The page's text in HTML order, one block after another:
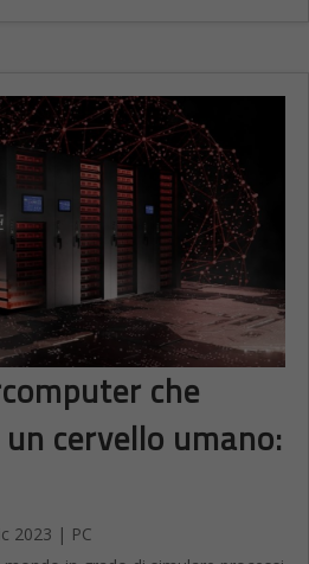
che
cervello umano:
2023 | PC